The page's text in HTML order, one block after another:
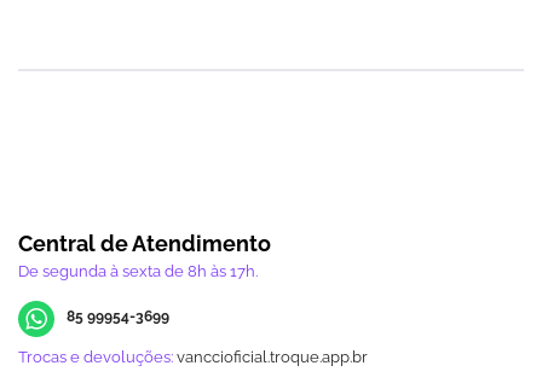
Central de Atendimento
De segunda à sexta de 8h às 17h.
85 99954-3699
Trocas e devoluções: vanccioficial.troque.app.br